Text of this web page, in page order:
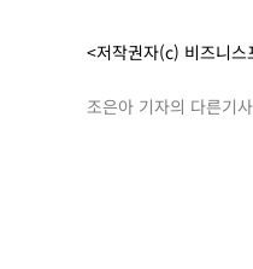
<저작권자(c) 비즈니
조은아 기자의 다른기